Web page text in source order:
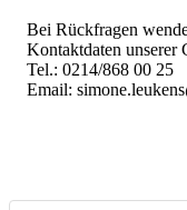
Bei Rückfragen
Kontaktdaten unserer
Tel.: 0214/868 00 25
Email: